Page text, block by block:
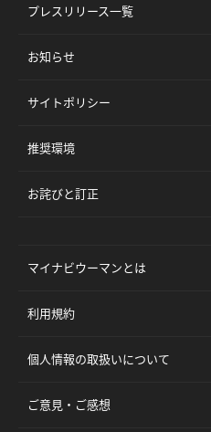
プレスリリース一覧
お知らせ
サイトポリシー
推奨環境
お詫びと訂正
マイナビウーマンとは
利用規約
個人情報の取扱いについて
ご意見・ご感想